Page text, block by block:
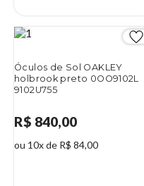
Óculos de Sol OAKLEY
holbrook preto 0OO9102L
9102U755
R$ 840,00
ou 10x de R$ 84,00